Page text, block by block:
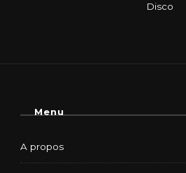
Menu
A propos